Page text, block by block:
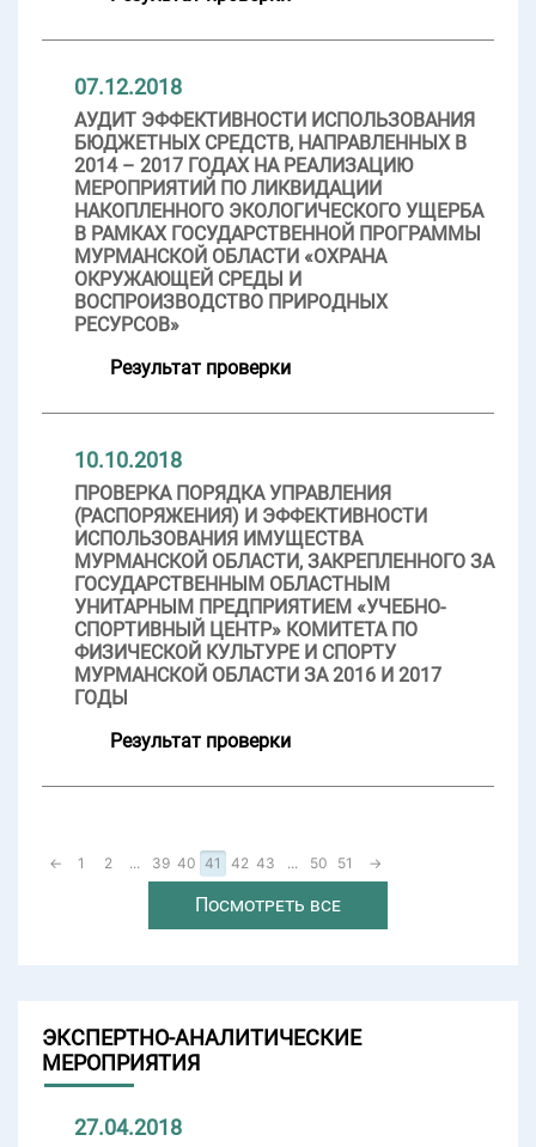
07.12.2018
АУДИТ ЭФФЕКТИВНОСТИ ИСПОЛЬЗОВАНИЯ
БЮДЖЕТНЫХ СРЕДСТВ, НАПРАВЛЕННЫХ В
2014 – 2017 ГОДАХ НА РЕАЛИЗАЦИЮ
МЕРОПРИЯТИЙ ПО ЛИКВИДАЦИИ
НАКОПЛЕННОГО ЭКОЛОГИЧЕСКОГО УЩЕРБА
В РАМКАХ ГОСУДАРСТВЕННОЙ ПРОГРАММЫ
МУРМАНСКОЙ ОБЛАСТИ «ОХРАНА
ОКРУЖАЮЩЕЙ СРЕДЫ И
ВОСПРОИЗВОДСТВО ПРИРОДНЫХ
РЕСУРСОВ»
Результат проверки
10.10.2018
ПРОВЕРКА ПОРЯДКА УПРАВЛЕНИЯ
(РАСПОРЯЖЕНИЯ) И ЭФФЕКТИВНОСТИ
ИСПОЛЬЗОВАНИЯ ИМУЩЕСТВА
МУРМАНСКОЙ ОБЛАСТИ, ЗАКРЕПЛЕННОГО ЗА
ГОСУДАРСТВЕННЫМ ОБЛАСТНЫМ
УНИТАРНЫМ ПРЕДПРИЯТИЕМ «УЧЕБНО-
СПОРТИВНЫЙ ЦЕНТР» КОМИТЕТА ПО
ФИЗИЧЕСКОЙ КУЛЬТУРЕ И СПОРТУ
МУРМАНСКОЙ ОБЛАСТИ ЗА 2016 И 2017
ГОДЫ
Результат проверки
← 1 2 ... 39 40 41 42 43 ... 50 51 →
Посмотреть все
ЭКСПЕРТНО-АНАЛИТИЧЕСКИЕ
МЕРОПРИЯТИЯ
27.04.2018